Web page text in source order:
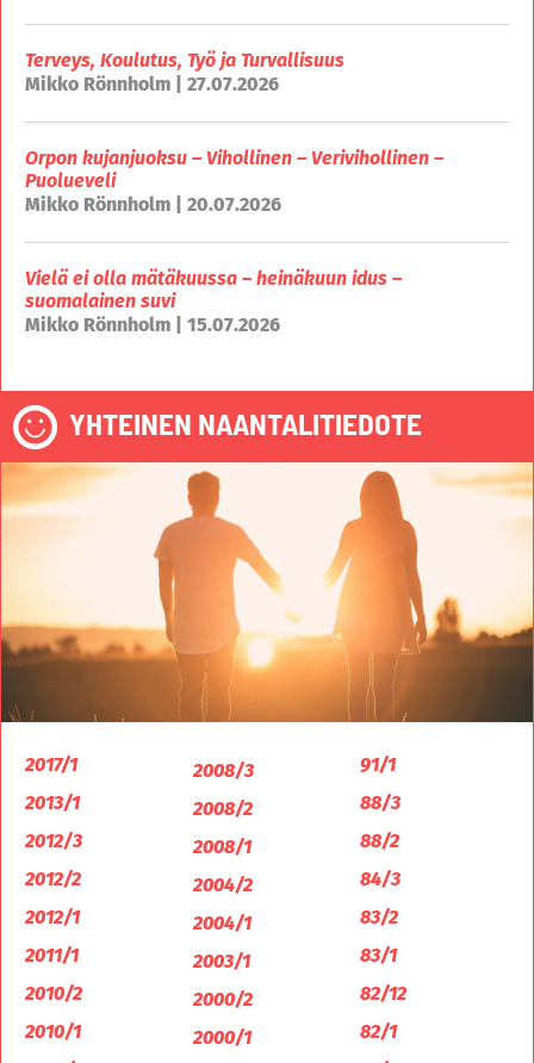
Terveys, Koulutus, Työ ja Turvallisuus
Mikko Rönnholm | 27.07.2026
Orpon kujanjuoksu – Vihollinen – Verivihollinen –
Puolueveli
Mikko Rönnholm | 20.07.2026
Vielä ei olla mätäkuussa – heinäkuun idus –
suomalainen suvi
Mikko Rönnholm | 15.07.2026
YHTEINEN NAANTALITIEDOTE
2017/1
2013/1
2012/3
2012/2
2012/1
2011/1
2010/2
2010/1
2008/3
2008/2
2008/1
2004/2
2004/1
2003/1
2000/2
2000/1
91/1
88/3
88/2
84/3
83/2
83/1
82/12
82/1